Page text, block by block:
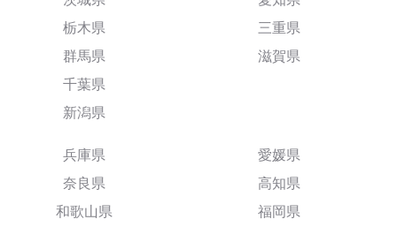
栃木県
群馬県
千葉県
新潟県
三重県
滋賀県
兵庫県
奈良県
和歌山県
愛媛県
高知県
福岡県